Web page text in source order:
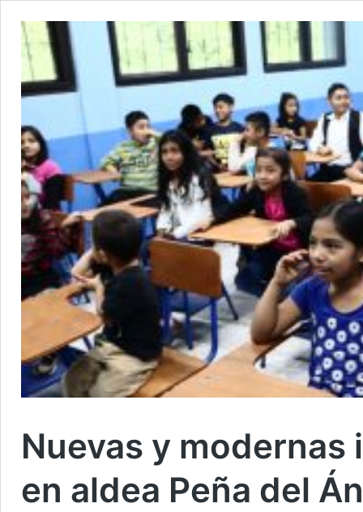
Nuevas y
en aldea Peña del